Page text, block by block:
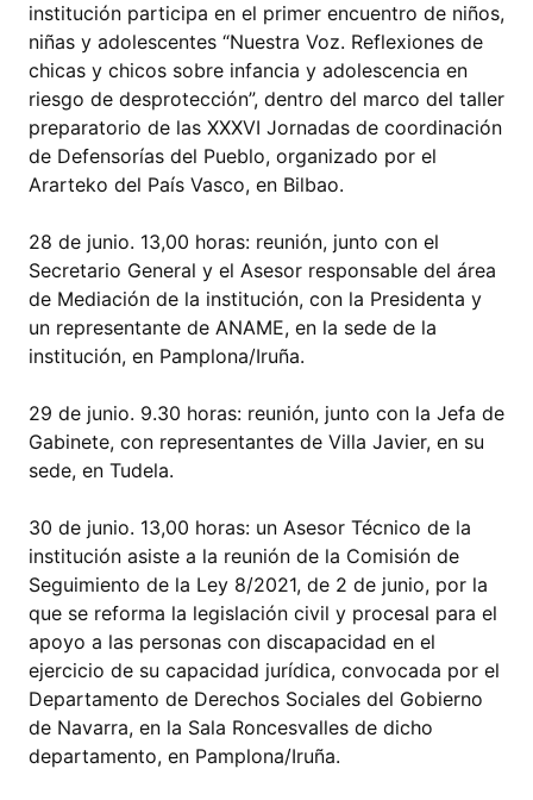
institución participa en el primer encuentro de niños,
niñas y adolescentes “Nuestra Voz. Reflexiones de
chicas y chicos sobre infancia y adolescencia en
riesgo de desprotección”, dentro del marco del taller
preparatorio de las XXXVI Jornadas de coordinación
de Defensorías del Pueblo, organizado por el
Ararteko del País Vasco, en Bilbao.
28 de junio. 13,00 horas: reunión, junto con el
Secretario General y el Asesor responsable del área
de Mediación de la institución, con la Presidenta y
un representante de ANAME, en la sede de la
institución, en Pamplona/Iruña.
29 de junio. 9.30 horas: reunión, junto con la Jefa de
Gabinete, con representantes de Villa Javier, en su
sede, en Tudela.
30 de junio. 13,00 horas: un Asesor Técnico de la
institución asiste a la reunión de la Comisión de
Seguimiento de la Ley 8/2021, de 2 de junio, por la
que se reforma la legislación civil y procesal para el
apoyo a las personas con discapacidad en el
ejercicio de su capacidad jurídica, convocada por el
Departamento de Derechos Sociales del Gobierno
de Navarra, en la Sala Roncesvalles de dicho
departamento, en Pamplona/Iruña.